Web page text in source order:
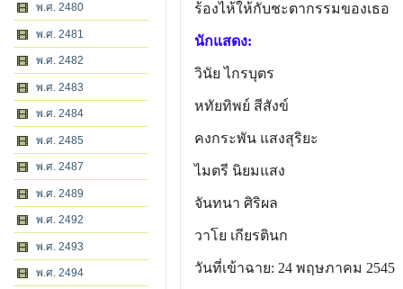
พ.ศ. 2480
พ.ศ. 2481
พ.ศ. 2482
พ.ศ. 2483
พ.ศ. 2484
พ.ศ. 2485
พ.ศ. 2487
พ.ศ. 2489
พ.ศ. 2492
พ.ศ. 2493
พ.ศ. 2494
ร้องไห้ให้กับชะตากรรมของเธอ
นักแสดง:
วินัย ไกรบุตร
หทัยทิพย์ สีสังข์
คงกระพัน แสงสุริยะ
ไมตรี นิยมแสง
จันทนา ศิริผล
วาโย เกียรตินก
วันที่เข้าฉาย: 24 พฤษภาคม 2545